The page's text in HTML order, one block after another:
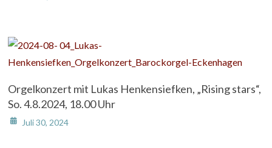
Orgelkonzert mit Lukas Henkensiefken, „Rising stars“,
So. 4.8.2024, 18.00 Uhr
Juli 30, 2024